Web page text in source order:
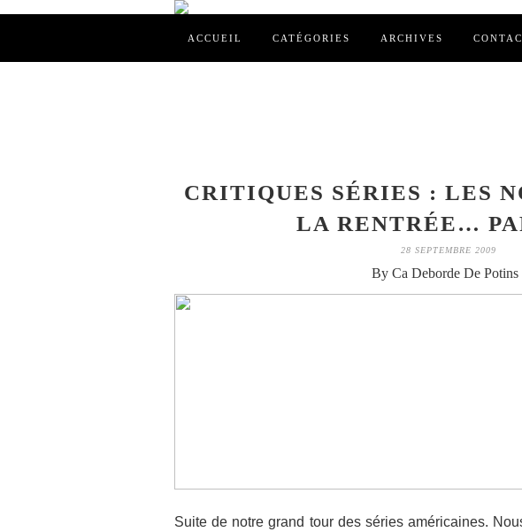
ACCUEIL CATÉGORIES ARCHIVES
CRITIQUES SÉRIES : LES
LA RENTRÉE…
28 SEPTEMBRE 2009
By Ca Deborde De Potins
Suite de notre grand tour des séries américaines.